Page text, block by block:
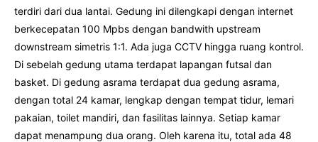
terdiri dari dua lantai. Gedung ini dilengkapi dengan internet
berkecepatan 100 Mpbs dengan bandwith upstream
downstream simetris 1:1. Ada juga CCTV hingga ruang kontrol.
Di sebelah gedung utama terdapat lapangan futsal dan
basket. Di gedung asrama terdapat dua gedung asrama,
dengan total 24 kamar, lengkap dengan tempat tidur, lemari
pakaian, toilet mandiri, dan fasilitas lainnya. Setiap kamar
dapat menampung dua orang. Oleh karena itu, total ada 48